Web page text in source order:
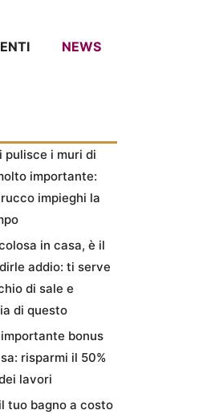
NEWS
pulisce i muri di
importante:
impieghi la
in casa, è il
addio: ti serve
di sale e
di questo
bonus
risparmi il 50%
lavori
tuo bagno a costo